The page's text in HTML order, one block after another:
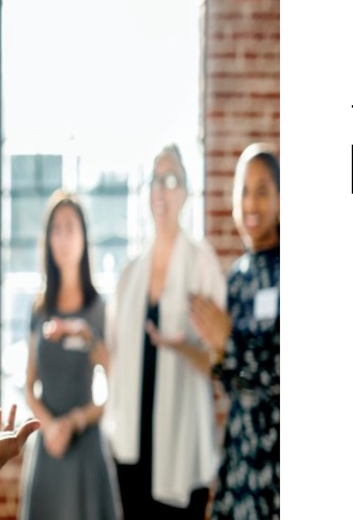
años navegando el cambio
movimiento portuario y servicios
nuevas restricciones para tripul